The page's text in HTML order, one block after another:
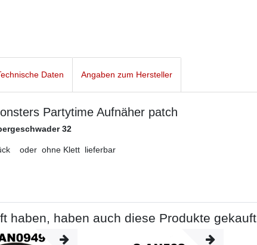
Daten Angaben zum Hersteller
Partytime Aufnäher patch
32
oder ohne Klett lieferbar
haben, haben auch diese Produkte gekauft